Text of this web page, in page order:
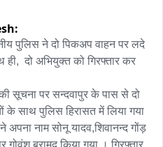
पुलिस ने दो पिकअप वाहन पर लदे
ही,  दो अभियुक्त को गिरफ्तार कर
के साथ पुलिस हिरासत में लिया गया
अपना नाम सोनू यादव,शिवानन्द गोंड़
गोवंश बरामद किया गया । गिरफ्तार